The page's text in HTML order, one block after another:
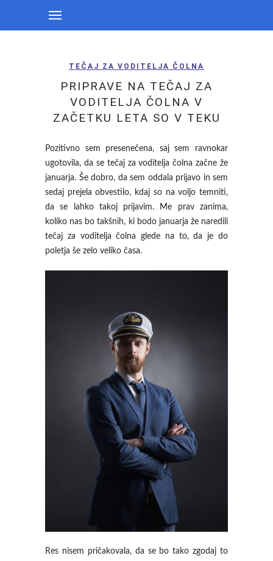
TEČAJ ZA VODITELJA ČOLNA
PRIPRAVE NA TEČAJ ZA
VODITELJA ČOLNA V
ZAČETKU LETA SO V TEKU
Pozitivno sem presenečena, saj sem ravnokar
ugotovila, da se tečaj za voditelja čolna začne že
januarja. Še dobro, da sem oddala prijavo in sem
sedaj prejela obvestilo, kdaj so na voljo temniti,
da se lahko takoj prijavim. Me prav zanima,
koliko nas bo takšnih, ki bodo januarja že naredili
tečaj za voditelja čolna glede na to, da je do
poletja še zelo veliko časa.
Res nisem pričakovala, da se bo tako zgodaj to